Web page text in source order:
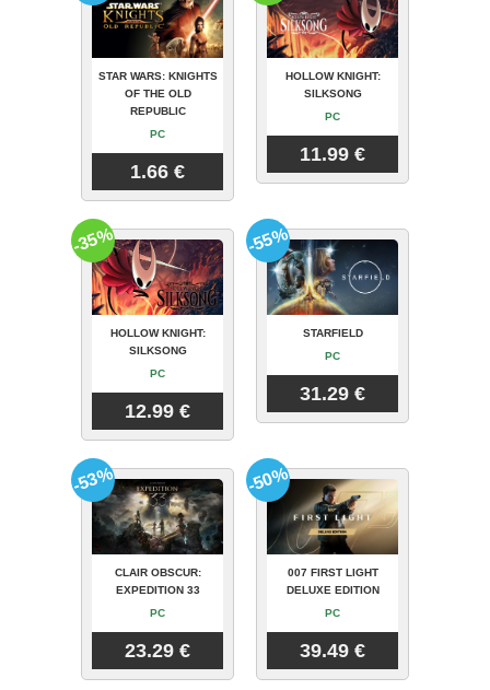
STAR WARS: KNIGHTS
OF THE OLD
REPUBLIC
PC
1.66 €
HOLLOW KNIGHT:
SILKSONG
PC
11.99 €
HOLLOW KNIGHT:
SILKSONG
PC
12.99 €
-35%
STARFIELD
PC
31.29 €
-55%
CLAIR OBSCUR:
EXPEDITION 33
PC
23.29 €
-53%
007 FIRST LIGHT
DELUXE EDITION
PC
39.49 €
-50%